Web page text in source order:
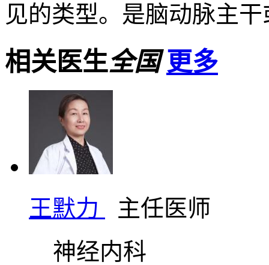
见的类型。是脑动脉主干
相关医生全国 更多
王默力
主任医师
神经内科